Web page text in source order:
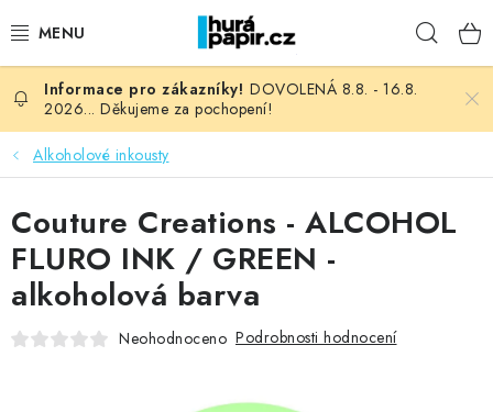
na
NOVINKY
HURÁ DÍLNA
VŠECHNO ZBOŽÍ
KNIHAŘSKÝ MATERIÁL
DOVOLENÁ 8.8. - 16.8.
2026... Děkujeme za pochopení!
Alkoholové inkousty
Couture Creations - ALCOHOL
FLURO INK / GREEN -
alkoholová barva
Neohodnoceno Podrobnosti hodnocení